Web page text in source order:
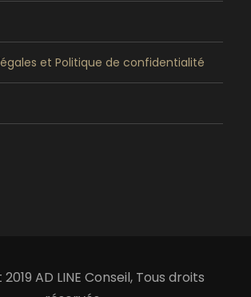
et Politique de confidentialité
AD LINE Conseil, Tous droits